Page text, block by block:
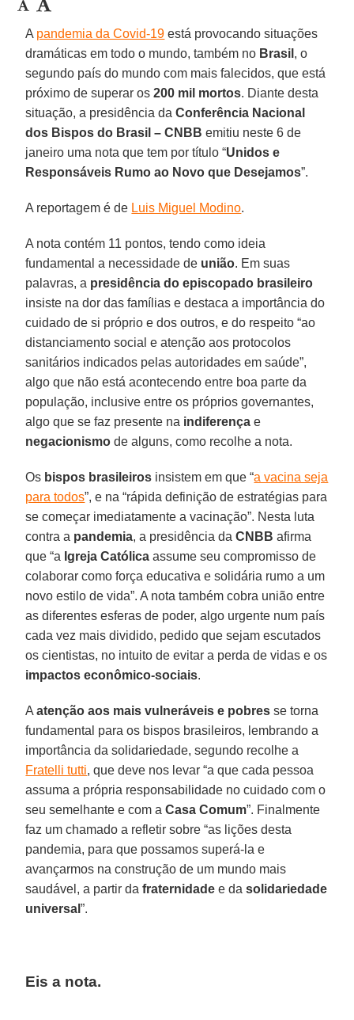
A pandemia da Covid-19 está provocando situações
dramáticas em todo o mundo, também no Brasil , o
segundo país do mundo com mais falecidos, que está
próximo de superar os 200 mil mortos. Diante desta
situação, a presidência daConferência Nacional
dos Bispos do Brasil – CNBB emitiu neste 6 de
janeiro uma nota que tem por título “Unidos e
Responsáveis Rumo ao Novo que Desejamos”.
A reportagem é de Luis Miguel Modino.
A nota contém 11 pontos, tendo como ideia
fundamental a necessidade de união. Em suas
palavras, a presidência do episcopado brasileiro
insiste na dor das famílias e destaca a importância do
cuidado de si próprio e dos outros, e do respeito “ao
distanciamento social e atenção aos protocolos
sanitários indicados pelas autoridades em saúde”,
algo que não está acontecendo entre boa parte da
população, inclusive entre os próprios governantes,
algo que se faz presente na indiferença e
negacionismo de alguns, como recolhe a nota.
Os bispos brasileiros insistem em que “a vacina seja
para todos”, e na “rápida definição de estratégias para
se começar imediatamente a vacinação”. Nesta luta
contra a pandemia, a presidência daCNBB afirma
que “a Igreja Católica assume seu compromisso de
colaborar como força educativa e solidária rumo a um
novo estilo de vida”. A nota também cobra união entre
as diferentes esferas de poder, algo urgente num país
cada vez mais dividido, pedido que sejam escutados
os cientistas, no intuito de evitar a perda de vidas e os
impactos econômico-sociais.
Aatenção aos mais vulneráveis e pobres se torna
fundamental para os bispos brasileiros, lembrando a
importância da solidariedade, segundo recolhe a
Fratelli tutti, que deve nos levar “a que cada pessoa
assuma a própria responsabilidade no cuidado com o
seu semelhante e com aCasa Comum”. Finalmente
faz um chamado a refletir sobre “as lições desta
pandemia, para que possamos superá-la e
avançarmos na construção de um mundo mais
saudável, a partir dafraternidade e dasolidariedade
universal”.
Eis a nota.